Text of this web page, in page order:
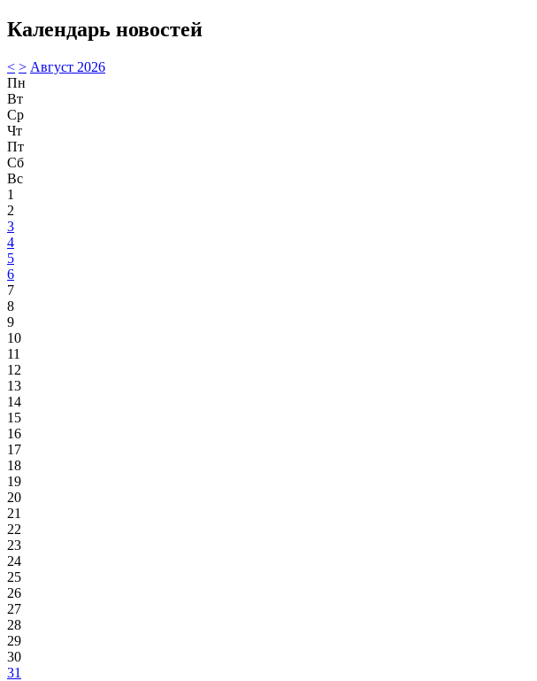
Календарь новостей
< > Август 2026
Пн
Вт
Ср
Чт
Пт
Сб
Вс
1
2
3
4
5
6
7
8
9
10
11
12
13
14
15
16
17
18
19
20
21
22
23
24
25
26
27
28
29
30
31